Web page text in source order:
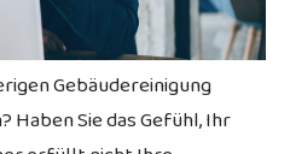
Gebäudereinigung
Sie das Gefühl, Ihr